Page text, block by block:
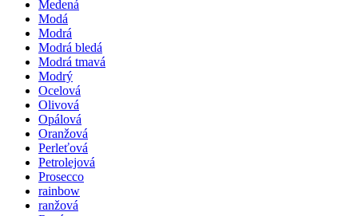
Medená
Modá
Modrá
Modrá bledá
Modrá tmavá
Modrý
Ocelová
Olivová
Opálová
Oranžová
Perleťová
Petrolejová
Prosecco
rainbow
ranžová